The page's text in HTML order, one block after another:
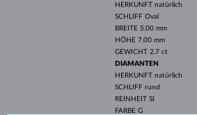
HERKUNFT natürlich
SCHLIFF Oval
BREITE 5.00 mm
HÖHE 7.00 mm
GEWICHT 2.7 ct
DIAMANTEN
HERKUNFT natürlich
SCHLIFF rund
REINHEIT SI
FARBE G